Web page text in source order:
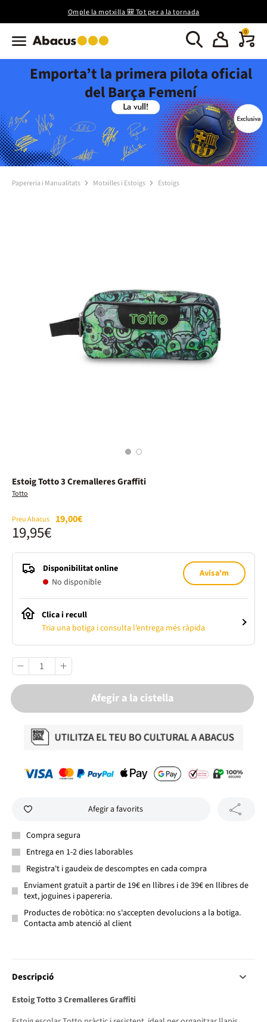
Omple la motxilla 🎒 Tot per a la tornada
0
Emporta’t la primera pilota oficial
del Barça Femení
Papereria i Manualitats Motxilles i Estoigs Estoigs
1 2
Estoig Totto 3 Cremalleres Graffiti
Totto
Preu Abacus 19,00€
19,95€
Disponibilitat online
No disponible
Avisa'm
Clica i recull
Tria una botiga i consulta l’entrega més ràpida
Afegir a la cistella
Afegir a favorits
Compra segura
Entrega en 1-2 dies laborables
Registra't i gaudeix de descomptes en cada compra
Enviament gratuït a partir de 19€ en llibres i de 39€ en llibres de
text, joguines i papereria.
Productes de robòtica: no s'accepten devolucions a la botiga.
Contacta amb atenció al client
Descripció
Estoig Totto 3 Cremalleres Graffiti